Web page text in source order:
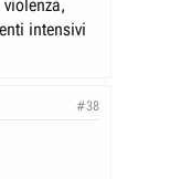
intensivi
#38